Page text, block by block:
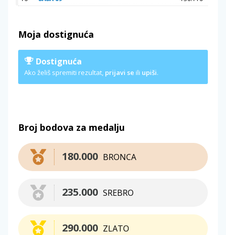
Moja dostignuća
Dostignuća
Ako želiš spremiti rezultat, prijavi se ili upiši.
Broj bodova za medalju
BRONCA
180.000
SREBRO
235.000
ZLATO
290.000